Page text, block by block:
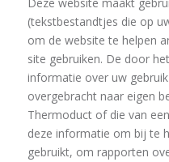
(tekstbestandtjes die op
om de website te helpen
site gebruiken. De door
informatie over uw
overgebracht naar eigen
Thermoduct of die van
deze informatie om bij te
gebruikt, om rapporten